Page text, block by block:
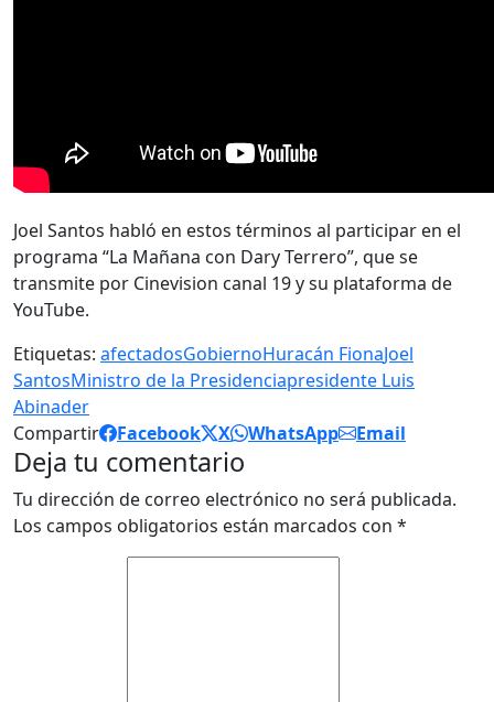
Joel Santos habló en estos términos al participar en el
programa “La Mañana con Dary Terrero”, que se
transmite por Cinevision canal 19 y su plataforma de
YouTube.
Etiquetas: afectadosGobiernoHuracán FionaJoel
SantosMinistro de la Presidenciapresidente Luis
Abinader
Compartir
Facebook X WhatsApp Email
Deja tu comentario
Tu dirección de correo electrónico no será publicada.
Los campos obligatorios están marcados con *